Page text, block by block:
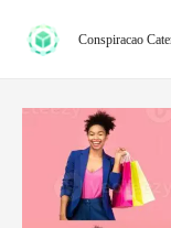
para
conteúdo
Conspiracao